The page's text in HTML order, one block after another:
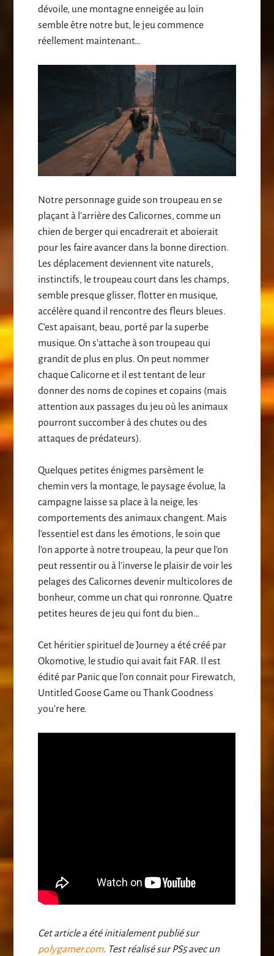
dévoile, une montagne enneigée au loin
semble être notre but, le jeu commence
réellement maintenant…
Notre personnage guide son troupeau en se
plaçant à l’arrière des Calicornes, comme un
chien de berger qui encadrerait et aboierait
pour les faire avancer dans la bonne direction.
Les déplacement deviennent vite naturels,
instinctifs, le troupeau court dans les champs,
semble presque glisser, flotter en musique,
accélère quand il rencontre des fleurs bleues.
C’est apaisant, beau, porté par la superbe
musique. On s’attache à son troupeau qui
grandit de plus en plus. On peut nommer
chaque Calicorne et il est tentant de leur
donner des noms de copines et copains (mais
attention aux passages du jeu où les animaux
pourront succomber à des chutes ou des
attaques de prédateurs).
Quelques petites énigmes parsèment le
chemin vers la montage, le paysage évolue, la
campagne laisse sa place à la neige, les
comportements des animaux changent. Mais
l’essentiel est dans les émotions, le soin que
l’on apporte à notre troupeau, la peur que l’on
peut ressentir ou à l’inverse le plaisir de voir les
pelages des Calicornes devenir multicolores de
bonheur, comme un chat qui ronronne. Quatre
petites heures de jeu qui font du bien…
Cet héritier spirituel de Journey a été créé par
Okomotive, le studio qui avait fait FAR. Il est
édité par Panic que l’on connait pour Firewatch,
Untitled Goose Game ou Thank Goodness
you’re here.
Cet article a été initialement publié sur
polygamer.com. Test réalisé sur PS5 avec un